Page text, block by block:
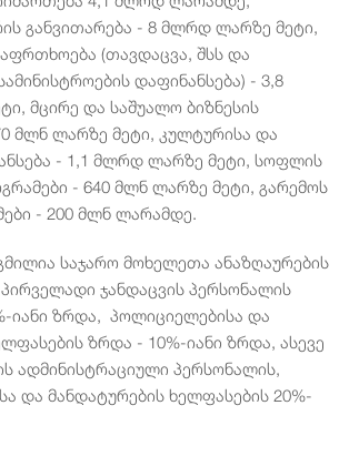
განვითარება - 8 მლრდ ლარზე მეტი,
(თავდაცვა, შსს და
დაფინანსება) - 3,8
მცირე და საშუალო ბიზნესის
მლნ ლარზე მეტი, კულტურისა და
- 1,1 მლრდ ლარზე მეტი, სოფლის
- 640 მლნ ლარზე მეტი, გარემოს
- 200 მლნ ლარამდე.
საჯარო მოხელეთა ანაზღაურების
ჯანდაცვის პერსონალის
იანი ზრდა, პოლიციელებისა და
ზრდა - 10%-იანი ზრდა, ასევე
ადმინისტრაციული პერსონალის,
და მანდატურების ხელფასების 20%-